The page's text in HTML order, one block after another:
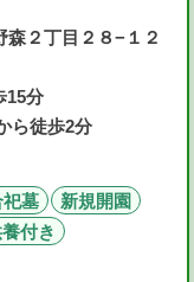
森２丁目２８−１２
15分
ら徒歩2分
祀墓
新規開園
付き